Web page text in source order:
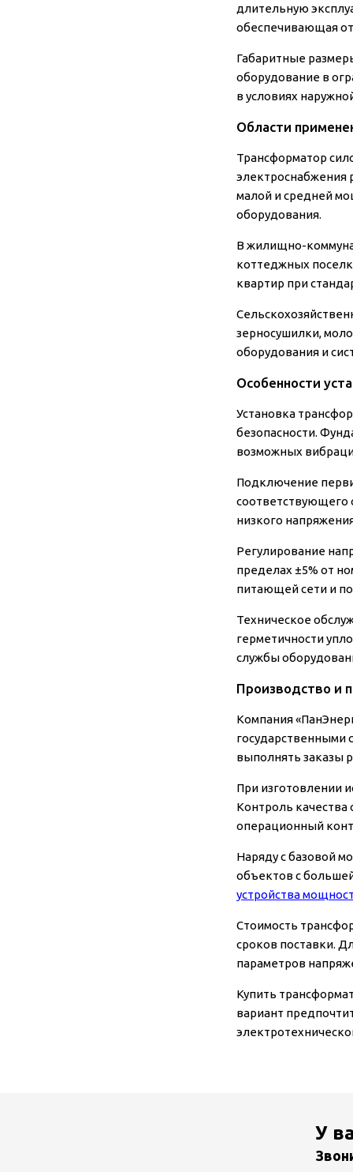
длительную
обеспечивающая
Габаритные
оборудование в
в условиях
Области
Трансформатор
электроснабжения
малой и средней
оборудования.
В жилищно-
коттеджных
квартир при
зерносушилки,
оборудования и
Особенности
Установка
безопасности.
возможных
Подключение
соответствующего
низкого
Регулирование
пределах ±5% от
питающей сети и
Техническое
герметичности
службы
Производство и
Компания
государственными
выполнять заказы
При изготовлении
Контроль качества
операционный
Наряду с базовой
объектов с
устройства
Стоимость
сроков поставки.
параметров
Купить
вариант
У